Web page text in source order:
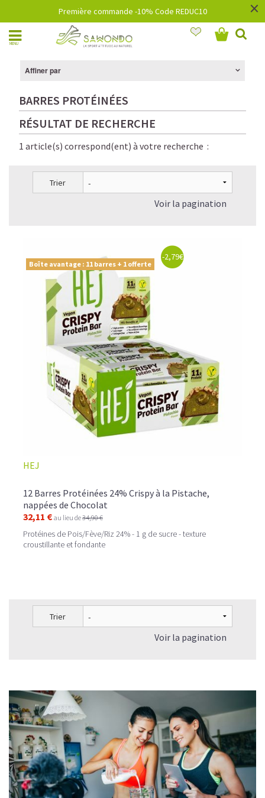
Première commande -10% Code REDUC10 ×
MENU
Affiner par
BARRES PROTÉINÉES
RÉSULTAT DE RECHERCHE
1 article(s) correspond(ent) à votre recherche :
Trier
Voir la pagination
Boîte avantage : 11 barres + 1 offerte
-2,79€
HEJ
12 Barres Protéinées 24% Crispy à la Pistache,
nappées de Chocolat
32,11 € au lieu de34,90 €
Protéines de Pois/Fève/Riz 24% - 1 g de sucre - texture
croustillante et fondante
Trier
Voir la pagination